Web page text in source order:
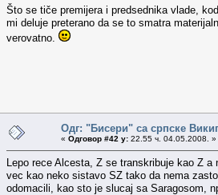
Što se tiče premijera i predsednika vlade,
mi deluje preterano da se to smatra
verovatno.
Одг: "Бисери" са српске
« Одговор #42 у: 22.55 ч. 04.05.2008. »
Lepo rece Alcesta, Z se transkribuje kao Z
vec kao neko sistavo SZ tako da nema
odomacili, kao sto je slucaj sa Saragosom,